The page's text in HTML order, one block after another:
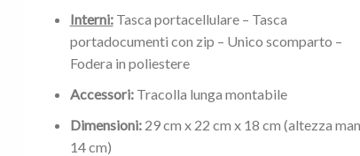
Interni:Tasca portacellulare – Tasca
portadocumenti con zip – Unico scomparto –
Fodera in poliestere
Accessori:Tracolla lunga montabile
Dimensioni:29 cm x 22 cm x 18 cm (altezza
14 cm)